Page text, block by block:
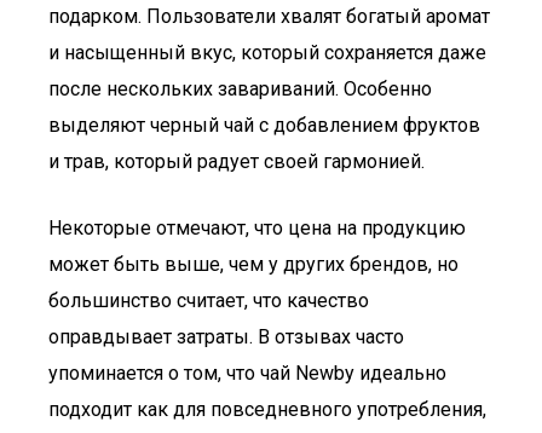
подарком. Пользователи хвалят богатый аромат
и насыщенный вкус, который сохраняется даже
после нескольких завариваний. Особенно
выделяют черный чай с добавлением фруктов
и трав, который радует своей гармонией.
Некоторые отмечают, что цена на продукцию
может быть выше, чем у других брендов, но
большинство считает, что качество
оправдывает затраты. В отзывах часто
упоминается о том, что чай Newby идеально
подходит как для повседневного употребления,